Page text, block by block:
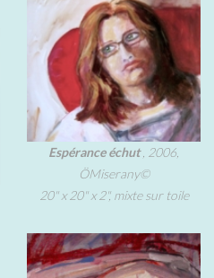
Espérance échut , 2006,
ÖMiserany©
20" x 20" x 2", mixte sur toile